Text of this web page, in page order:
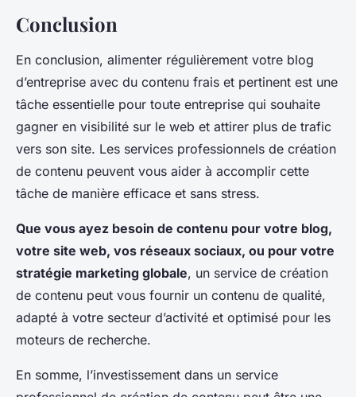
Conclusion
En conclusion, alimenter régulièrement votre blog
d’entreprise avec du contenu frais et pertinent est une
tâche essentielle pour toute entreprise qui souhaite
gagner en visibilité sur le web et attirer plus de trafic
vers son site. Les services professionnels de création
de contenu peuvent vous aider à accomplir cette
tâche de manière efficace et sans stress.
Que vous ayez besoin de contenu pour votre blog,
votre site web, vos réseaux sociaux, ou pour votre
stratégie marketing globale, un service de création
de contenu peut vous fournir un contenu de qualité,
adapté à votre secteur d’activité et optimisé pour les
moteurs de recherche.
En somme, l’investissement dans un service